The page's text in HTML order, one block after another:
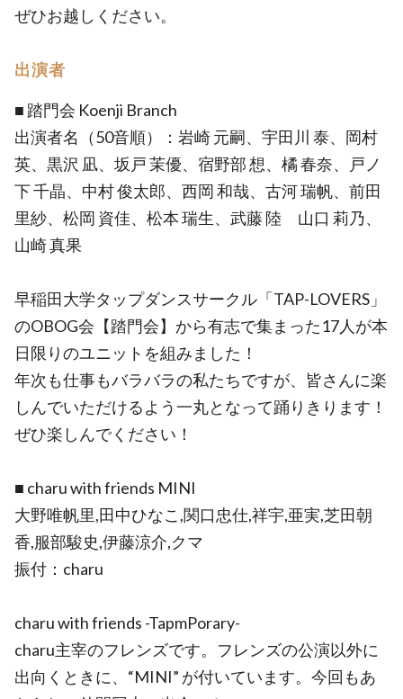
ぜひお越しください。
出演者
■ 踏門会 Koenji Branch
出演者名（50音順）：岩崎 元嗣、宇田川 泰、岡村
英、黒沢 凪、坂戸 茉優、宿野部 想、橘 春奈、戸ノ
下 千晶、中村 俊太郎、西岡 和哉、古河 瑞帆、前田
里紗、松岡 資佳、松本 瑞生、武藤 陸 山口 莉乃、
山崎 真果
早稲田大学タップダンスサークル「TAP-LOVERS」
のOBOG会【踏門会】から有志で集まった17人が本
日限りのユニットを組みました！
年次も仕事もバラバラの私たちですが、皆さんに楽
しんでいただけるよう一丸となって踊りきります！
ぜひ楽しんでください！
■ charu with friends MINI
大野唯帆里,田中ひなこ,関口忠仕,祥宇,亜実,芝田朝
香,服部駿史,伊藤涼介,クマ
振付：charu
charu with friends -TapmPorary-
charu主宰のフレンズです。フレンズの公演以外に
出向くときに、“MINI” が付いています。今回もあ